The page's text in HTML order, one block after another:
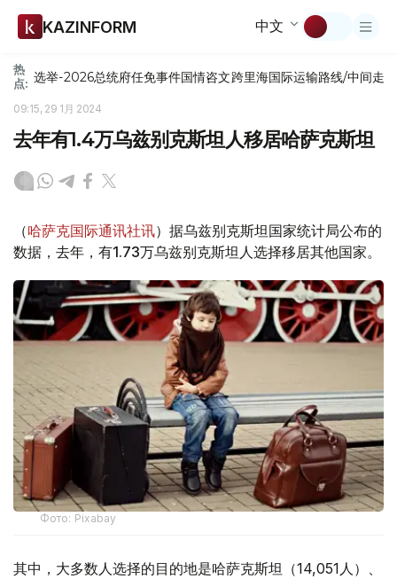
KAZINFORM 中文
热
点: 选举-2026总统府任免事件国情咨文跨里海国际运输路线/中间走廊
09:15, 29 1月 2024
去年有1.4万乌兹别克斯坦人移居哈萨克斯坦
（哈萨克国际通讯社讯）据乌兹别克斯坦国家统计局公布的
数据，去年，有1.73万乌兹别克斯坦人选择移居其他国家。
Фото: Pixabay
其中，大多数人选择的目的地是哈萨克斯坦（14,051人）、